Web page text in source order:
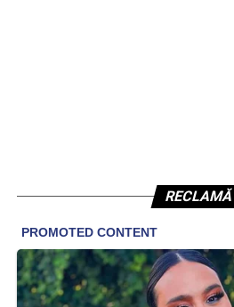
RECLAMĂ